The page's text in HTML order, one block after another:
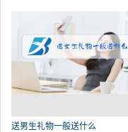
送男生礼物一般送什么